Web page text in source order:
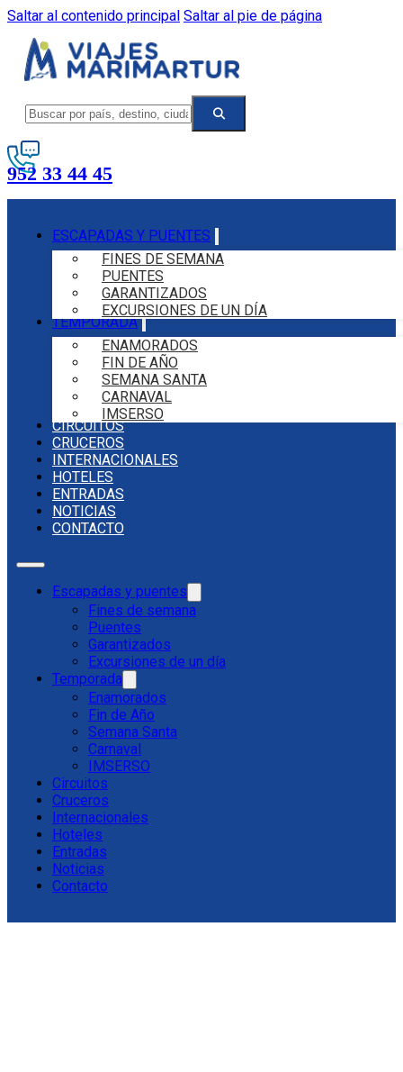
Saltar al contenido principal Saltar al pie de página
952 33 44 45
ESCAPADAS Y PUENTES
FINES DE SEMANA
PUENTES
GARANTIZADOS
EXCURSIONES DE UN DÍA
TEMPORADA
ENAMORADOS
FIN DE AÑO
SEMANA SANTA
CARNAVAL
IMSERSO
CIRCUITOS
CRUCEROS
INTERNACIONALES
HOTELES
ENTRADAS
NOTICIAS
CONTACTO
Escapadas y puentes
Fines de semana
Puentes
Garantizados
Excursiones de un día
Temporada
Enamorados
Fin de Año
Semana Santa
Carnaval
IMSERSO
Circuitos
Cruceros
Internacionales
Hoteles
Entradas
Noticias
Contacto